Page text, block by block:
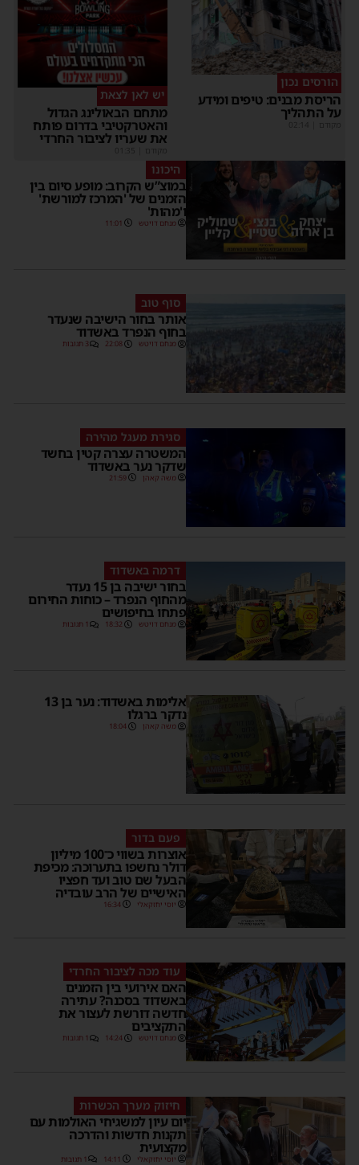
הורסים נכון
הריסת מבנים: טיפים ומידע
על התהליך
יש לאן לצאת
מתחם הבאולינג הגדול
והאטרקטיבי בדרום פותח
את שעריו לציבור החרדי
היכונו
במוצ”ש הקרוב: מופע סיום בין
הזמנים של 'המרכז למורשת'
ו'מהות'
מנחם דויטש 11:01
סוף טוב
אותר בחור הישיבה שנעדר
בחוף הנפרד באשדוד
מנחם דויטש 22:08 3 תגובות
סגירת מעגל מהירה
המשטרה עצרה קטין בחשד
שדקר נער באשדוד
משה קאהן 21:59
דרמה באשדוד
בחור ישיבה בן 15 נעדר
מהחוף הנפרד – כוחות החירום
פתחו בחיפושים
מנחם דויטש 18:32 1 תגובות
אלימות באשדוד: נער בן 13
נדקר ברגלו
משה קאהן 18:04
פעם בדור
אוצרות בשווי כ־100 מיליון
דולר נחשפו בתערוכה: מכיפת
הבעל שם טוב ועד חפציו
האישיים של הרב עובדיה
יוסי יחזקאלי 16:34
עוד מכה לציבור החרדי
האם אירועי בין הזמנים
באשדוד בסכנה? עתירה
חדשה דורשת לעצור את
התקציבים
מנחם דויטש 14:24 1 תגובות
חיזוק מערך הכשרות
יום עיון למשגיחי האולמות עם
תקנות חדשות והדרכה
מקצועית
יוסי יחזקאלי 14:11 1 תגובות